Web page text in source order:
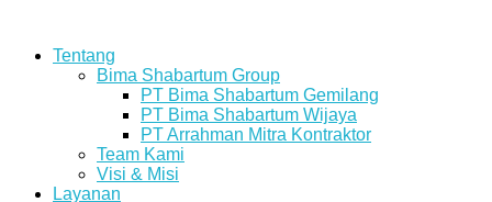
Tentang
Bima Shabartum Group
PT Bima Shabartum Gemilang
PT Bima Shabartum Wijaya
PT Arrahman Mitra Kontraktor
Team Kami
Visi & Misi
Layanan